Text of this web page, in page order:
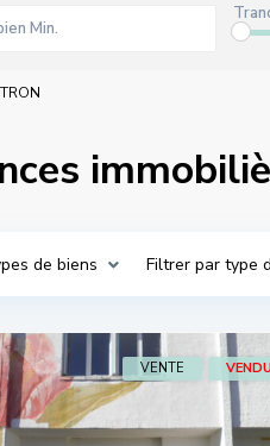
de biens Filtrer par type
VENTE VENDU